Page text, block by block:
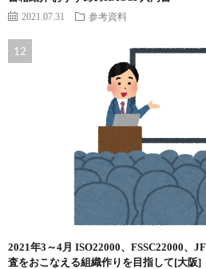
2021.07.31 参考資料
2021年3～4月 ISO22000、FSSC22000、
査をおこなえる組織作りを目指して[大阪]